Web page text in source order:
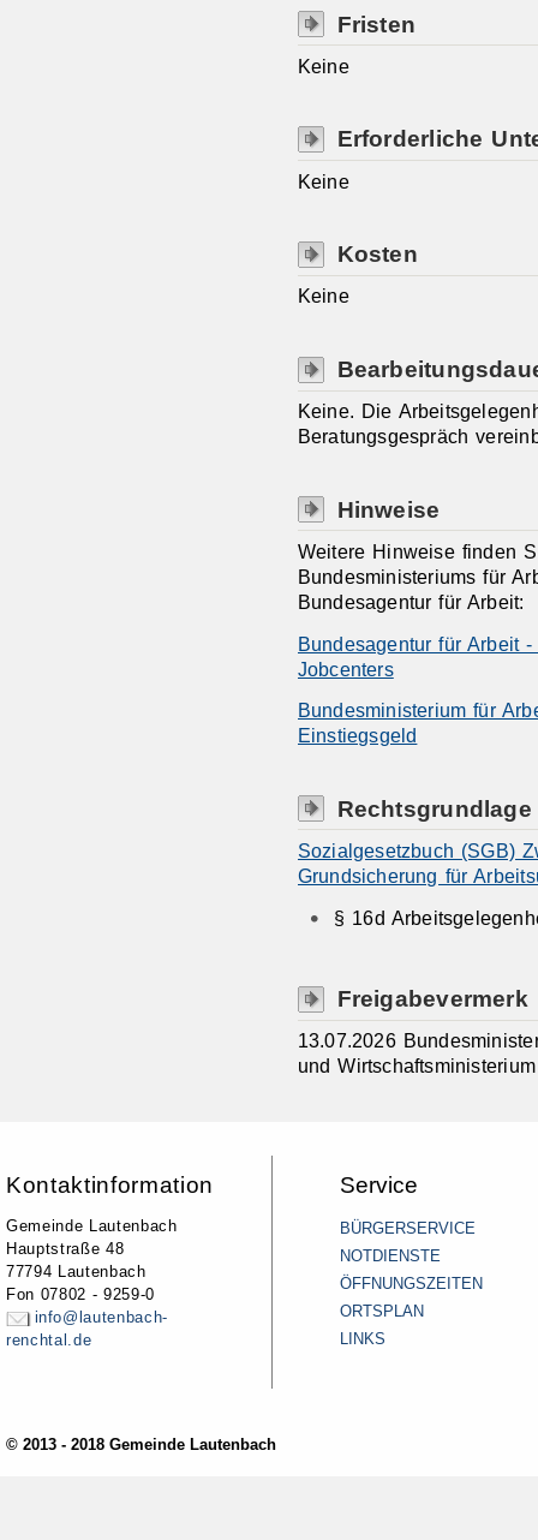
Fristen
Keine
Erforderliche
Keine
Kosten
Keine
Keine. Die
Beratungsgespräch
Hinweise
Weitere Hinweise finden
Bundesministeriums für
Bundesagentur für Arbeit:
Bundesagentur für Arbeit
Jobcenters
Bundesministerium für
Einstiegsgeld
Rechtsgrundlage
Sozialgesetzbuch (SGB)
Grundsicherung für
§ 16d
Freigabevermerk
13.07.2026
und
Kontaktinformation
Gemeinde Lautenbach
Hauptstraße 48
77794 Lautenbach
Fon 07802 - 9259-0
info@lautenbach-
renchtal.de
Service
BÜRGERSERVICE
NOTDIENSTE
ÖFFNUNGSZEITEN
ORTSPLAN
LINKS
© 2013 - 2018 Gemeinde Lautenbach